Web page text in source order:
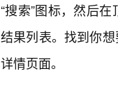
“搜索”图标，然后
结果列表。找到你
详情页面。